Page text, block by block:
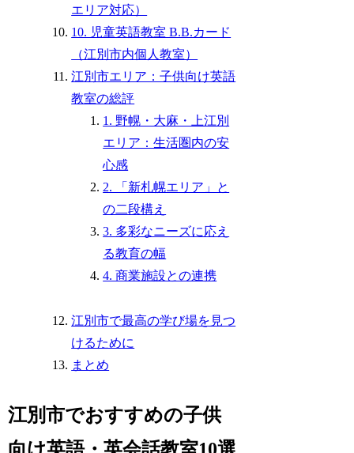
エリア対応）
10. 児童英語教室 B.B.カード
（江別市内個人教室）
江別市エリア：子供向け英語
教室の総評
1. 野幌・大麻・上江別
エリア：生活圏内の安
心感
2. 「新札幌エリア」と
の二段構え
3. 多彩なニーズに応え
る教育の幅
4. 商業施設との連携
江別市で最高の学び場を見つ
けるために
まとめ
江別市でおすすめの子供